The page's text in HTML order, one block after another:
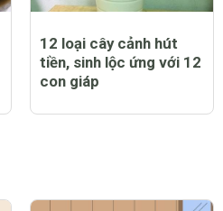
12 loại cây cảnh hút
tiền, sinh lộc ứng với 12
con giáp